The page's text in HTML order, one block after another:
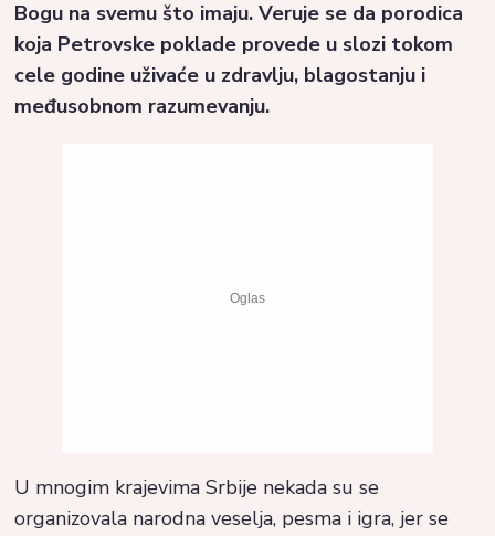
Bogu na svemu što imaju. Veruje se da porodica
koja Petrovske poklade provede u slozi tokom
cele godine uživaće u zdravlju, blagostanju i
međusobnom razumevanju.
U mnogim krajevima Srbije nekada su se
organizovala narodna veselja, pesma i igra, jer se